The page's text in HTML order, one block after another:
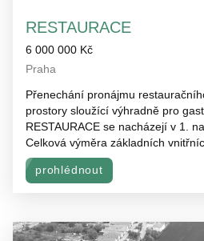
RESTAURACE
6 000 000 Kč
Praha
Přenechání pronájmu
prostory sloužící výhradně pro
RESTAURACE se nacházejí v 1.
Celková výměra základních
prohlédnout